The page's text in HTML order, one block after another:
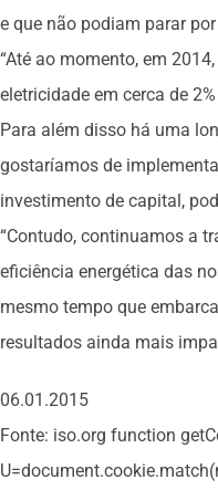
e que não podiam parar
“Até ao momento, em
eletricidade em cerca de
Para além disso há uma
gostaríamos de
investimento de capital,
“Contudo, continuamos a
eficiência energética das
mesmo tempo que
resultados ainda mais
06.01.2015
Fonte: iso.org function